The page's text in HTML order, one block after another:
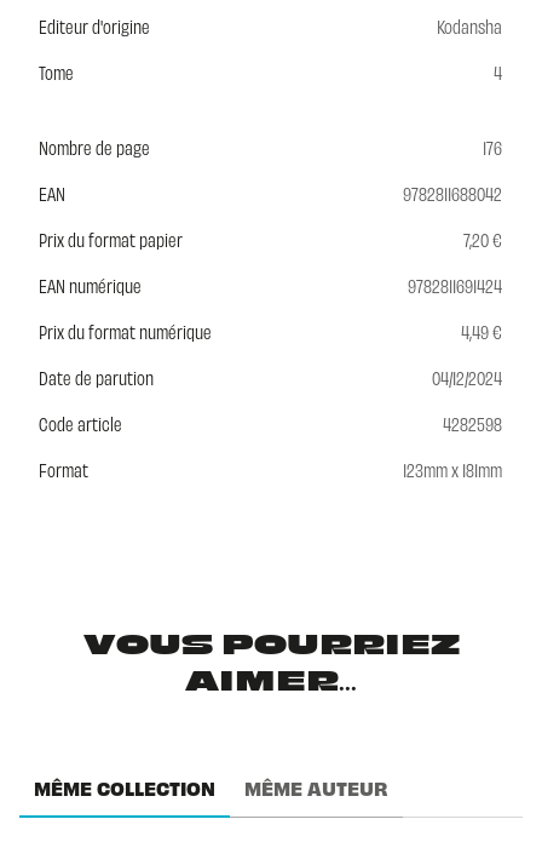
Editeur d'origine
Kodansha
Tome
4
Nombre de page
176
EAN
9782811688042
Prix du format papier
7,20 €
EAN numérique
9782811691424
Prix du format numérique
4,49 €
Date de parution
04/12/2024
Code article
4282598
Format
123mm x 181mm
VOUS POURRIEZ
AIMER...
MÊME COLLECTION MÊME AUTEUR